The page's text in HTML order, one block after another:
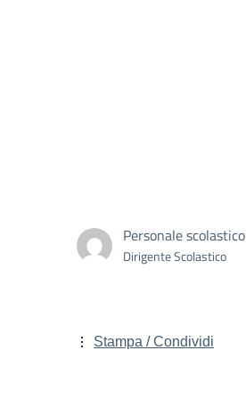
Personale scolastico
Dirigente Scolastico
Stampa / Condividi